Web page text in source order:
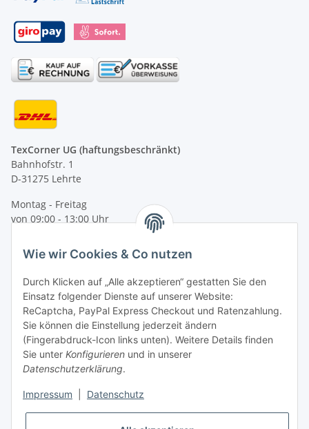
TexCorner UG (haftungsbeschränkt)
Bahnhofstr. 1
D-31275 Lehrte
Montag - Freitag
von 09:00 - 13:00 Uhr
Tel: +49 (0) 5132 8230689
E-Mail:mail@texcorner.de
Wie wir Cookies & Co nutzen
Durch Klicken auf „Alle akzeptieren“ gestatten Sie den
Einsatz folgender Dienste auf unserer Website:
ReCaptcha, PayPal Express Checkout und Ratenzahlung.
Sie können die Einstellung jederzeit ändern
(Fingerabdruck-Icon links unten). Weitere Details finden
Sie unter Konfigurieren und in unserer
Datenschutzerklärung.
Impressum Datenschutz